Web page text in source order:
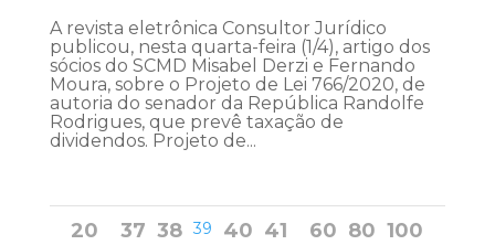
A revista eletrônica Consultor Jurídico
publicou, nesta quarta-feira (1/4), artigo dos
sócios do SCMD Misabel Derzi e Fernando
Moura, sobre o Projeto de Lei 766/2020, de
autoria do senador da República Randolfe
Rodrigues, que prevê taxação de
dividendos. Projeto de...
20 37 38 39 40 41 60 80 100